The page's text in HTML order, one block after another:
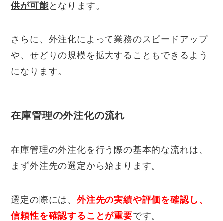
供が可能となります。
さらに、外注化によって業務のスピードアップ
や、せどりの規模を拡大することもできるよう
になります。
在庫管理の外注化の流れ
在庫管理の外注化を行う際の基本的な流れは、
まず外注先の選定から始まります。
選定の際には、外注先の実績や評価を確認し、
信頼性を確認することが重要です。